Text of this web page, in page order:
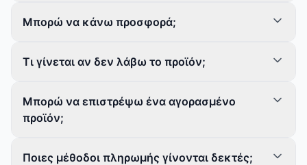
Μπορώ να κάνω προσφορά;
Τι γίνεται αν δεν λάβω το προϊόν;
Μπορώ να επιστρέψω ένα αγορασμένο
προϊόν;
Ποιες μέθοδοι πληρωμής γίνονται δεκτές;